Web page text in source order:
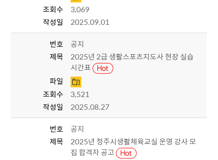
조회수
3,069
작성일
2025.09.01
번호
공지
제목
2025년 2급 생활스포츠지도사 현장 실습
시간표
파일
조회수
3,521
작성일
2025.08.27
번호
공지
제목
2025년 청주시생활체육교실 운영 강사 모
집 합격자 공고